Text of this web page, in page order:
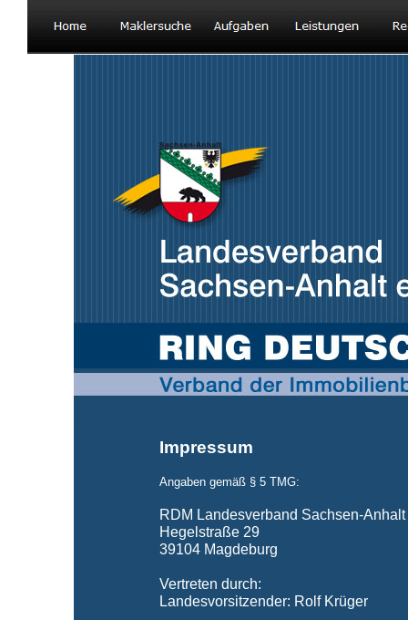
Impressum
Angaben gemäß § 5 TMG:
RDM Landesverband Sachsen-Anhalt
Hegelstraße 29
39104 Magdeburg
Vertreten durch:
Landesvorsitzender: Rolf Krüger